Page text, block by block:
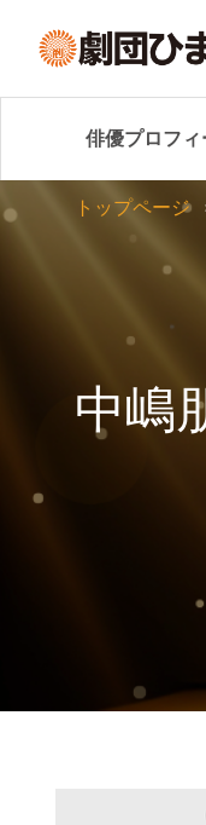
俳優プロフィ
中嶋
トップページ